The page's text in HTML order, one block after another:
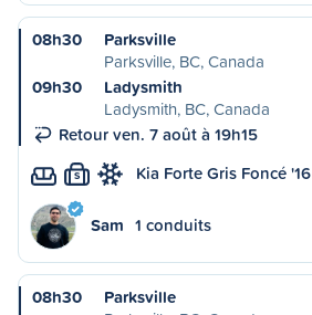
08h30
Parksville
Parksville, BC, Canada
09h30
Ladysmith
Ladysmith, BC, Canada
Retour ven. 7 août à 19h15
S Kia Forte Gris Foncé '16
Sam 1 conduits
08h30
Parksville